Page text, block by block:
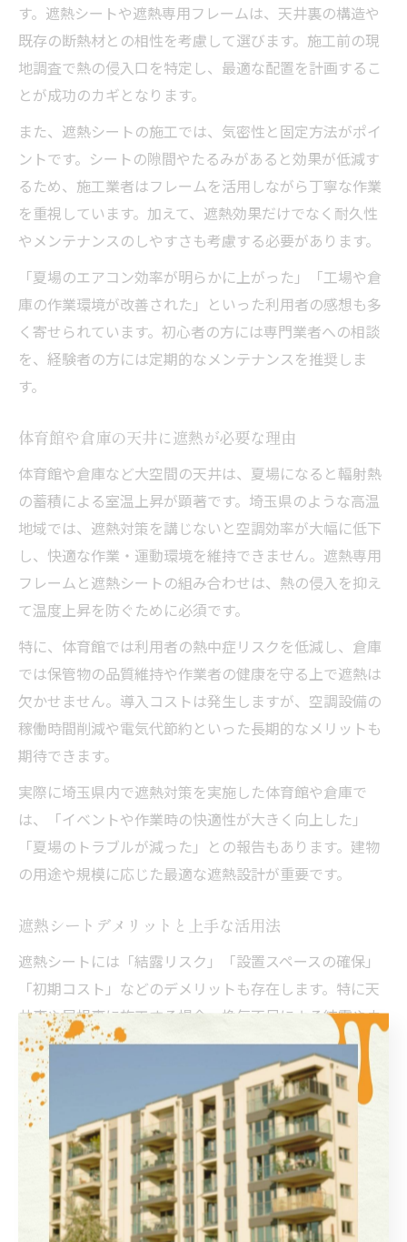
す。遮熱シートや遮熱専用フレームは、天井裏の構造や
既存の断熱材との相性を考慮して選びます。施工前の現
地調査で熱の侵入口を特定し、最適な配置を計画するこ
とが成功のカギとなります。
また、遮熱シートの施工では、気密性と固定方法がポイ
ントです。シートの隙間やたるみがあると効果が低減す
るため、施工業者はフレームを活用しながら丁寧な作業
を重視しています。加えて、遮熱効果だけでなく耐久性
やメンテナンスのしやすさも考慮する必要があります。
「夏場のエアコン効率が明らかに上がった」「工場や倉
庫の作業環境が改善された」といった利用者の感想も多
く寄せられています。初心者の方には専門業者への相談
を、経験者の方には定期的なメンテナンスを推奨しま
す。
体育館や倉庫の天井に遮熱が必要な理由
体育館や倉庫など大空間の天井は、夏場になると輻射熱
の蓄積による室温上昇が顕著です。埼玉県のような高温
地域では、遮熱対策を講じないと空調効率が大幅に低下
し、快適な作業・運動環境を維持できません。遮熱専用
フレームと遮熱シートの組み合わせは、熱の侵入を抑え
て温度上昇を防ぐために必須です。
特に、体育館では利用者の熱中症リスクを低減し、倉庫
では保管物の品質維持や作業者の健康を守る上で遮熱は
欠かせません。導入コストは発生しますが、空調設備の
稼働時間削減や電気代節約といった長期的なメリットも
期待できます。
実際に埼玉県内で遮熱対策を実施した体育館や倉庫で
は、「イベントや作業時の快適性が大きく向上した」
「夏場のトラブルが減った」との報告もあります。建物
の用途や規模に応じた最適な遮熱設計が重要です。
遮熱シートデメリットと上手な活用法
遮熱シートには「結露リスク」「設置スペースの確保」
「初期コスト」などのデメリットも存在します。特に天
井裏や屋根裏に施工する場合、換気不足による結露やカ
ビの発生に注意が必要です。遮熱専用フレームを使って
空気層を確保し、適切な換気設計を行うことでリスクを
最小限に抑えられます。
また、遮熱シート単体では断熱材ほどの保温効果は期待
できません。断熱材と併用することで、夏の遮熱・冬の
断熱の両方の効果を高めることができます。設置スペー
スや既存構造物との干渉も事前に確認しておくことが大